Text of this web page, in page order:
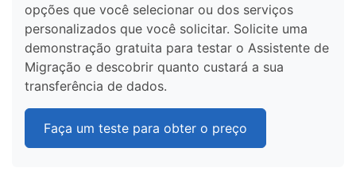
opções que você selecionar ou dos serviços
personalizados que você solicitar. Solicite uma
demonstração gratuita para testar o Assistente de
Migração e descobrir quanto custará a sua
transferência de dados.
Faça um teste para obter o preço